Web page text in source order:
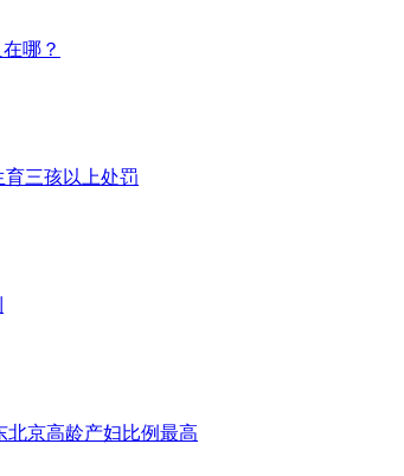
哪？
育三孩以上处罚
北京高龄产妇比例最高